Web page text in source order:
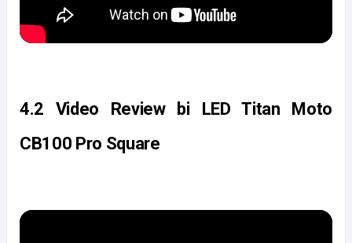
4.2 Video Review bi LED Titan Moto
CB100 Pro Square